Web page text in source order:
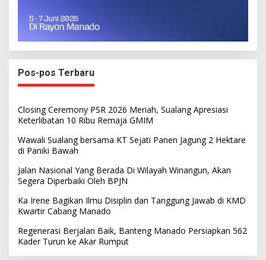
Pos-pos Terbaru
Closing Ceremony PSR 2026 Meriah, Sualang Apresiasi
Keterlibatan 10 Ribu Remaja GMIM
Wawali Sualang bersama KT Sejati Panen Jagung 2 Hektare
di Paniki Bawah
Jalan Nasional Yang Berada Di Wilayah Winangun, Akan
Segera Diperbaiki Oleh BPJN
Ka Irene Bagikan Ilmu Disiplin dan Tanggung Jawab di KMD
Kwartir Cabang Manado
Regenerasi Berjalan Baik, Banteng Manado Persiapkan 562
Kader Turun ke Akar Rumput